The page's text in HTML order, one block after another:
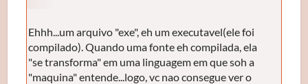
Ehhh...um arquivo "exe", eh um executavel(ele foi
compilado). Quando uma fonte eh compilada, ela
"se transforma" em uma linguagem em que soh a
"maquina" entende...logo, vc nao consegue ver o